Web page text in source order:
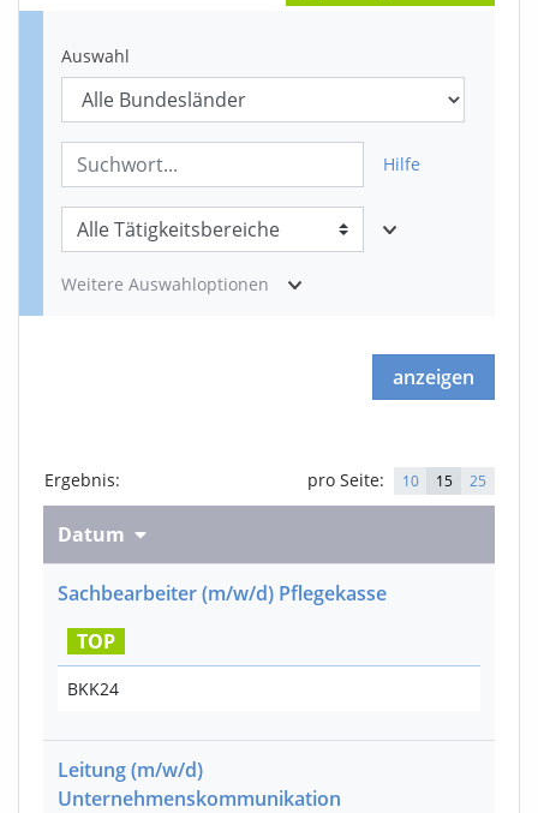
Auswahl
Hilfe
Weitere Auswahloptionen
anzeigen
Ergebnis: pro Seite: 10 15 25
Datum
Sachbearbeiter(m/w/d) Pflegekasse
TOP
BKK24
Leitung(m/w/d)
Unternehmenskommunikation